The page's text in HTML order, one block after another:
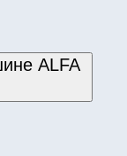
ALFA